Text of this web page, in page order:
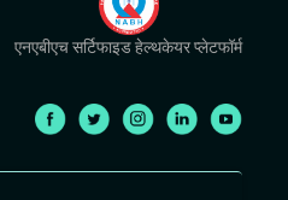
एनएबीएच सर्टिफाइड हेल्थकेयर प्लेटफॉर्म